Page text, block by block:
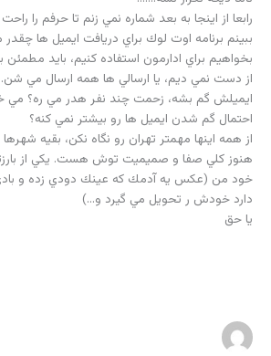
رابعا از اينجا به بعد شماره نمي زنم تا حرفم را
ببينم برنامه اوت لوك براي دريافت ايميل ها چقدر
بخواهيم براي ادارمون استفاده كنيم، بايد
از دست نمي ديم، يا ارسالي ها همه ارسال مي شن.
ايميلش گم بشه، زحمت چند نفر هدر مي ره؟ مي
احتمال گم شدن ايميل ها رو بيشتر نمي كنه؟
از همه اينها مهمتر تهران رو نگاه نكن، بقيه
هنوز كلي صفا و صميميت توش هست. يكي از
خود من (عكس يه آدمك كه عينك دودي زده و
دارد خودش ر تحويل مي گيرد و…)
يا حق